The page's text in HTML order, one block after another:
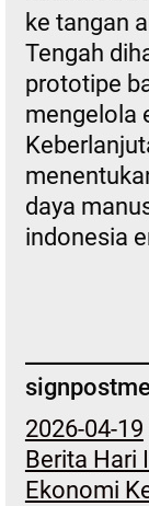
ke tangan
Tengah
prototipe
mengelola
daya
indonesia
2026-04-19
Berita Hari
Ekonomi